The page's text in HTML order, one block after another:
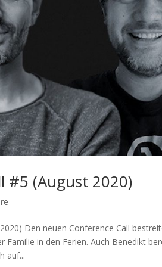
#5 (August 2020)
Den neuen Conference Call
Familie in den Ferien. Auch Benedikt
auf...